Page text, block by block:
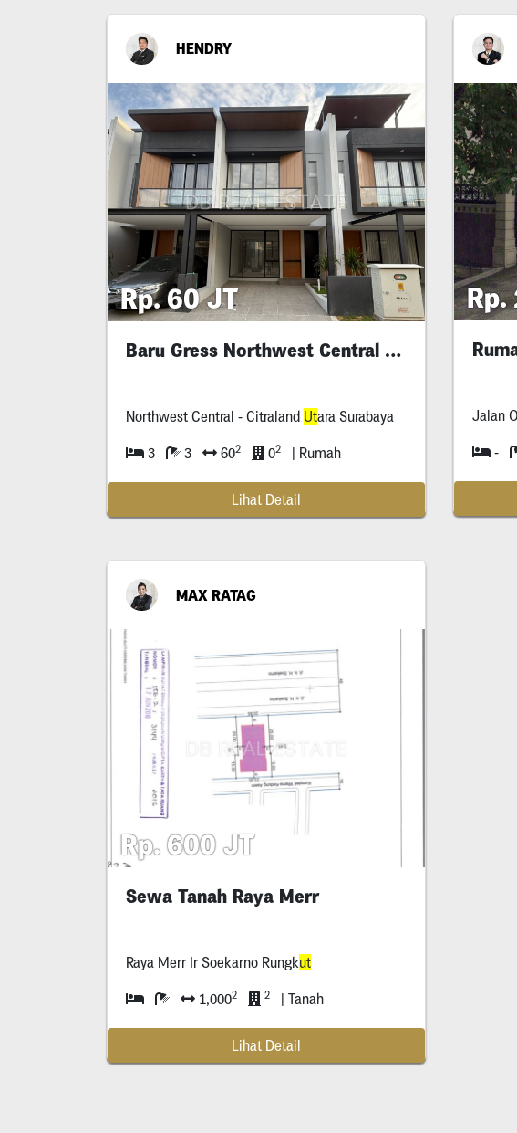
HENDRY
Rp. 60 JT
Baru Gress Northwest Central 3 Kamar
Northwest Central - Citraland Utara Surabaya
3 3 602 02 | Rumah
Lihat Detail
Rp.
-
MAX RATAG
Rp. 600 JT
Sewa Tanah Raya Merr
Raya Merr Ir Soekarno Rungkut
1,0002 2 | Tanah
Lihat Detail